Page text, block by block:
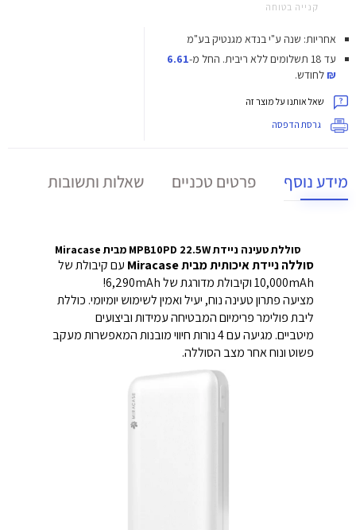
קנייה בטוחה
אחריות: שנה ע"י בנדא מגנטיק בע"מ
עד 18 תשלומים ללא ריבית.
החל מ-6.61
₪לחודש.
שאל אותנו על מוצר זה
גרסת הדפסה
מידע נוסף פרטים טכניים שאלות ותשובות
סוללת טעינה ניידת MPB10PD 22.5W מבית Miracase
סוללה ניידת איכותית מבית Miracase
עם קיבולת של
10,000mAh וקיבולת מדורגת של 6,290mAh!
מציעה פתרון טעינה נוח, יעיל ואמין לשימוש יומיומי. כוללת
ליבת פולימר פרימיום המבטיחה עמידות וביצועים
מיטביים.
מגיעה עם 4 נורות חיווי מובנות המאפשרות מעקב
פשוט ונוח אחר מצב הסוללה.